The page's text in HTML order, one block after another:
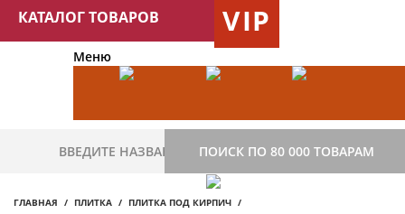
КАТАЛОГ ТОВАРОВ VIP
Меню
ПОИСК ПО 80 000 ТОВАРАМ
ГЛАВНАЯ ПЛИТКА ПЛИТКА ПОД КИРПИЧ